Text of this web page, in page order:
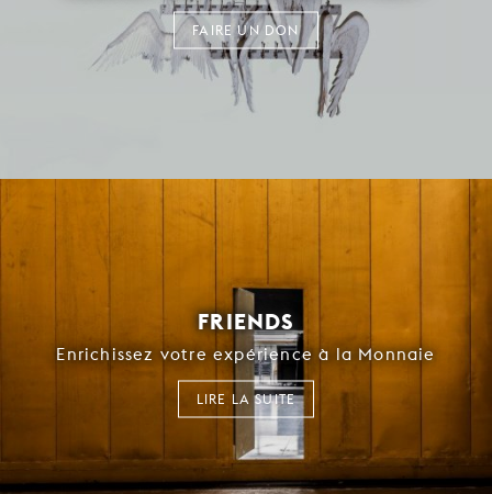
FAIRE UN DON
FRIENDS
Enrichissez votre expérience à la Monnaie
LIRE LA SUITE